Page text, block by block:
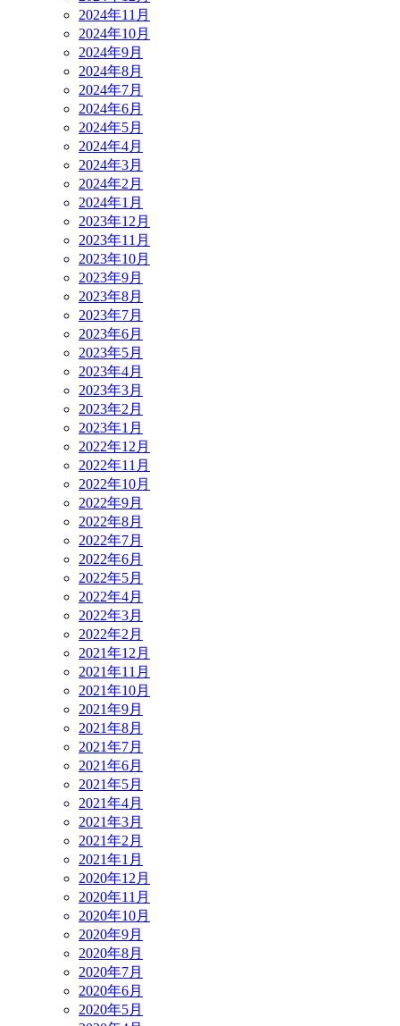
2024年11月
2024年10月
2024年9月
2024年8月
2024年7月
2024年6月
2024年5月
2024年4月
2024年3月
2024年2月
2024年1月
2023年12月
2023年11月
2023年10月
2023年9月
2023年8月
2023年7月
2023年6月
2023年5月
2023年4月
2023年3月
2023年2月
2023年1月
2022年12月
2022年11月
2022年10月
2022年9月
2022年8月
2022年7月
2022年6月
2022年5月
2022年4月
2022年3月
2022年2月
2021年12月
2021年11月
2021年10月
2021年9月
2021年8月
2021年7月
2021年6月
2021年5月
2021年4月
2021年3月
2021年2月
2021年1月
2020年12月
2020年11月
2020年10月
2020年9月
2020年8月
2020年7月
2020年6月
2020年5月